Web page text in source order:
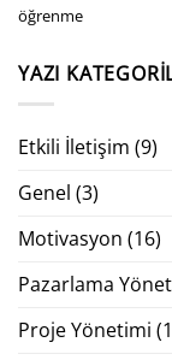
öğrenme
YAZI
Etkili İletişim (9)
Genel (3)
Motivasyon (16)
Pazarlama
Proje Yönetimi